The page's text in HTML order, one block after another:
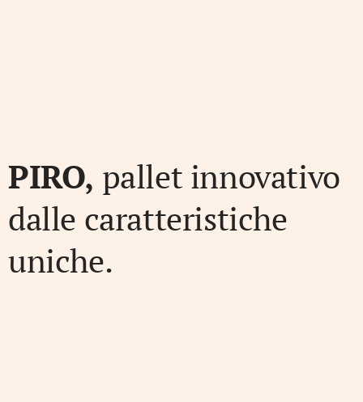
PIRO, pallet innovativo
dalle caratteristiche
uniche.